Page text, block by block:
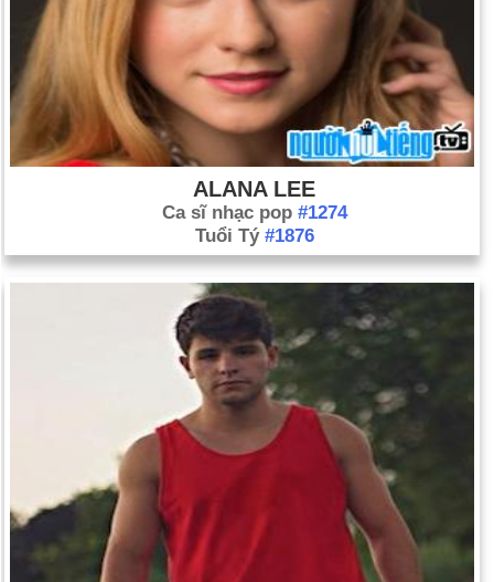
ALANA LEE
Ca sĩ nhạc pop #1274
Tuổi Tý #1876